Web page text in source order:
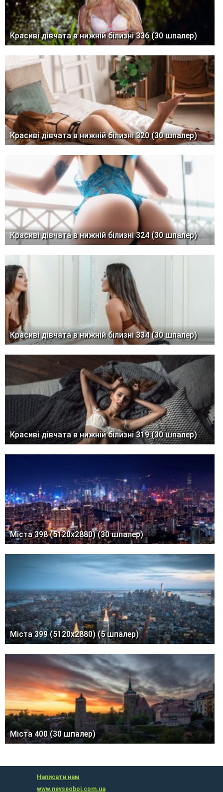
Красиві дівчата в нижній білизні 336 (30 шпалер)
Красиві дівчата в нижній білизні 320 (30 шпалер)
Красиві дівчата в нижній білизні 324 (30 шпалер)
Красиві дівчата в нижній білизні 334 (30 шпалер)
Красиві дівчата в нижній білизні 319 (30 шпалер)
Міста 398 (5120x2880) (30 шпалер)
Міста 399 (5120x2880) (5 шпалер)
Міста 400 (30 шпалер)
Написати нам
www.nevseoboi.com.ua